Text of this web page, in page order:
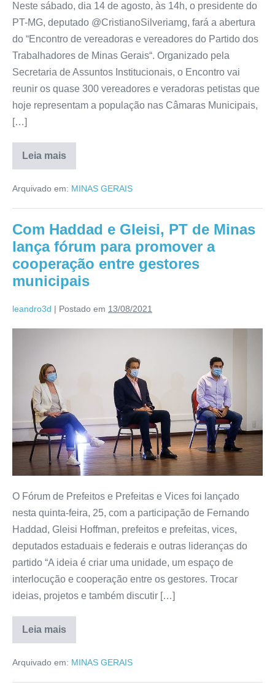
Neste sábado, dia 14 de agosto, às 14h, o presidente do
PT-MG, deputado @CristianoSilveriamg, fará a abertura
do “Encontro de vereadoras e vereadores do Partido dos
Trabalhadores de Minas Gerais“. Organizado pela
Secretaria de Assuntos Institucionais, o Encontro vai
reunir os quase 300 vereadores e veradoras petistas que
hoje representam a população nas Câmaras Municipais,
[…]
Leia mais
Arquivado em: MINAS GERAIS
Com Haddad e Gleisi, PT de Minas
lança fórum para promover a
cooperação entre gestores
municipais
leandro3d | Postado em 13/08/2021
O Fórum de Prefeitos e Prefeitas e Vices foi lançado
nesta quinta-feira, 25, com a participação de Fernando
Haddad, Gleisi Hoffman, prefeitos e prefeitas, vices,
deputados estaduais e federais e outras lideranças do
partido “A ideia é criar uma unidade, um espaço de
interlocução e cooperação entre os gestores. Trocar
ideias, projetos e também discutir […]
Leia mais
Arquivado em: MINAS GERAIS